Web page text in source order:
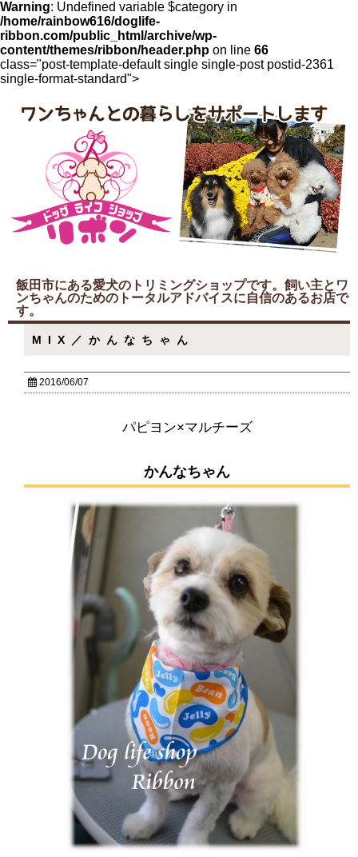
Warning: Undefined variable $category in
/home/rainbow616/doglife-
ribbon.com/public_html/archive/wp-
content/themes/ribbon/header.php on line 66
class="post-template-default single single-post postid-2361
single-format-standard">
飯田市にある愛犬のトリミングショップです。飼い主とワ
ンちゃんのためのトータルアドバイスに自信のあるお店で
す。
MIX／かんなちゃん
2016/06/07
パピヨン×マルチーズ
かんなちゃん